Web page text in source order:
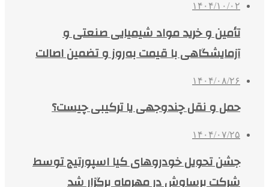
۱۴۰۴/۱۰/۰۲
تأمین و خرید مواد شیمیایی صنعتی و
آزمایشگاهی با قیمت به‌روز و تضمین اصالت
۱۴۰۴/۰۸/۲۶
حمل و نقل چندوجهی یا ترکیبی چیست؟
۱۴۰۴/۰۷/۲۵
جشن تحویل خودروهای کیا اسپورتیج توسط
شرکت برساوش در مهرماه برگزار شد